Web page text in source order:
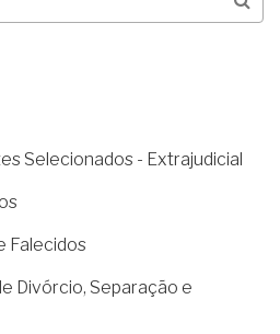
Selecionados - Extrajudicial
Falecidos
Divórcio, Separação e